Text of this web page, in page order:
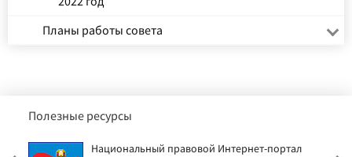
Планы работы совета
Полезные ресурсы
Национальный правовой Интернет-портал